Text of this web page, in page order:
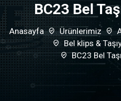
BC23 Bel
Anasayfa Ürünlerimiz
Bel klips &
BC23 Bel